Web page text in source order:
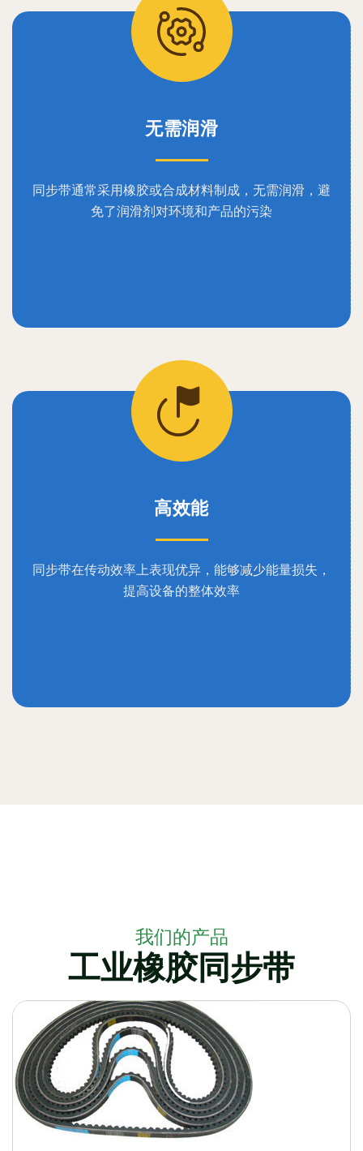
无需润滑
同步带通常采用橡胶或合成材料制成，无需润滑，避
免了润滑剂对环境和产品的污染
高效能
同步带在传动效率上表现优异，能够减少能量损失，
提高设备的整体效率
我们的产品
工业橡胶同步带